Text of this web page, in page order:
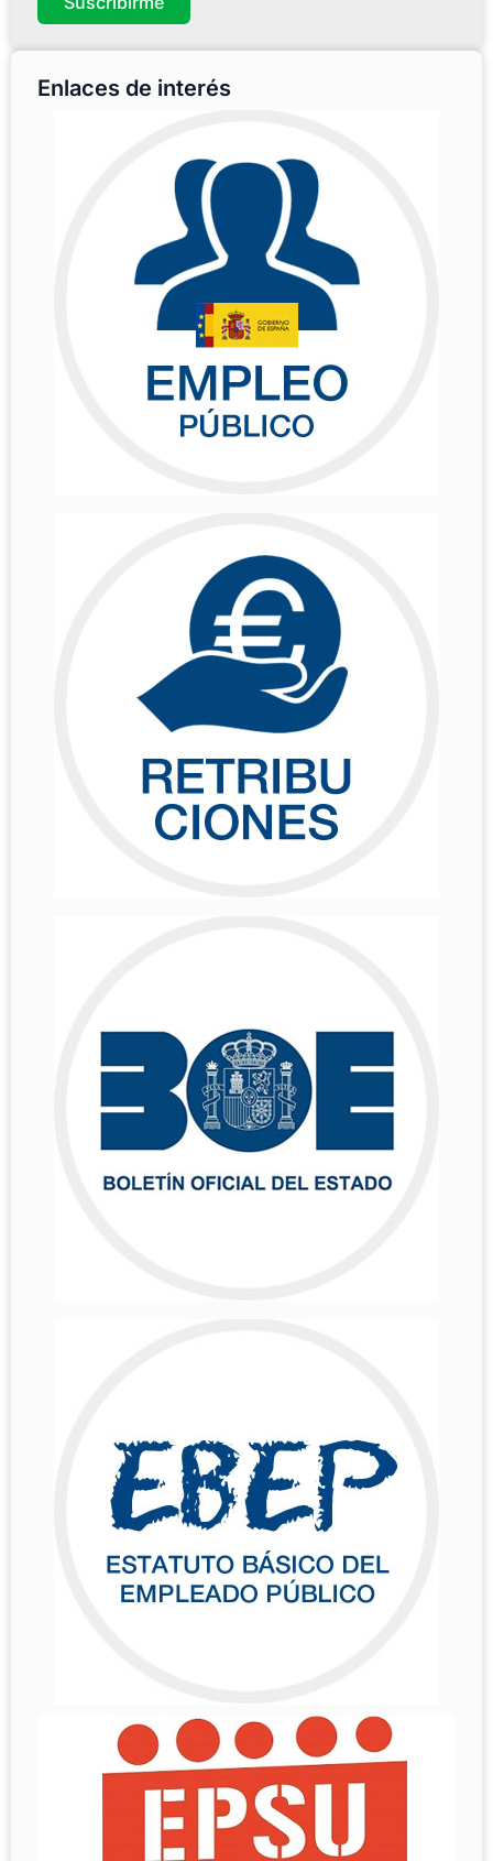
Enlaces de interés